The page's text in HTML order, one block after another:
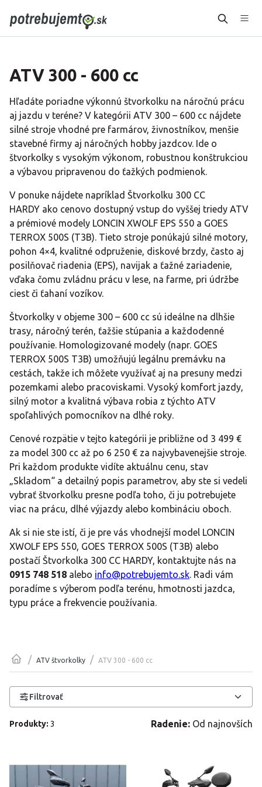
ATV 300 - 600 cc
Hľadáte poriadne výkonnú štvorkolku na náročnú prácu
aj jazdu v teréne? V kategórii ATV 300 – 600 cc nájdete
silné stroje vhodné pre farmárov, živnostníkov, menšie
stavebné firmy aj náročných hobby jazdcov. Ide o
štvorkolky s vysokým výkonom, robustnou konštrukciou
a výbavou pripravenou do ťažkých podmienok.​
V ponuke nájdete napríklad Štvorkolku 300 CC
HARDY ako cenovo dostupný vstup do vyššej triedy ATV
a prémiové modely LONCIN XWOLF EPS 550 a GOES
TERROX 500S (T3B). Tieto stroje ponúkajú silné motory,
pohon 4×4, kvalitné odpruženie, diskové brzdy, často aj
posilňovač riadenia (EPS), navijak a ťažné zariadenie,
vďaka čomu zvládnu prácu v lese, na farme, pri údržbe
ciest či ťahaní vozíkov.​
Štvorkolky v objeme 300 – 600 cc sú ideálne na dlhšie
trasy, náročný terén, ťažšie stúpania a každodenné
používanie. Homologizované modely (napr. GOES
TERROX 500S T3B) umožňujú legálnu premávku na
cestách, takže ich môžete využívať aj na presuny medzi
pozemkami alebo pracoviskami. Vysoký komfort jazdy,
silný motor a kvalitná výbava robia z týchto ATV
spoľahlivých pomocníkov na dlhé roky.​
Cenové rozpätie v tejto kategórii je približne od 3 499 €
za model 300 cc až po 6 250 € za najvybavenejšie stroje.
Pri každom produkte vidíte aktuálnu cenu, stav
„Skladom“ a detailný popis parametrov, aby ste si vedeli
vybrať štvorkolku presne podľa toho, či ju potrebujete
viac na prácu, dlhé výjazdy alebo kombináciu oboch.​
Ak si nie ste istí, či je pre vás vhodnejší model LONCIN
XWOLF EPS 550, GOES TERROX 500S (T3B) alebo
postačí Štvorkolka 300 CC HARDY, kontaktujte nás na
0915 748 518 alebo info@potrebujemto.sk. Radi vám
poradíme s výberom podľa terénu, hmotnosti jazdca,
typu práce a frekvencie používania.
/ ATV štvorkolky / ATV 300 - 600 cc
Filtrovať
Produkty: 3 Radenie: Od najnovších